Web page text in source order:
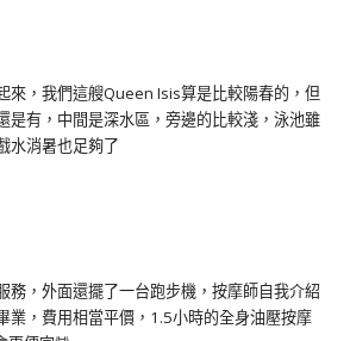
來，我們這艘Queen Isis算是比較陽春的，但
是有，中間是深水區，旁邊的比較淺，泳池雖
水消暑也足夠了
務，外面還擺了一台跑步機，按摩師自我介紹
業，費用相當平價，1.5小時的全身油壓按摩